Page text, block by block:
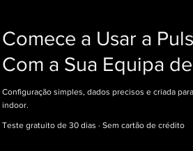
Comece a Usar a
Com a Sua Equipa
Configuração simples, dados precisos e criada
indoor.
Teste gratuito de 30 dias · Sem cartão de crédito